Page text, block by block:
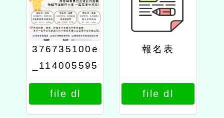
376735100e
_114005595
6_attach2
file dl
報名表
file dl